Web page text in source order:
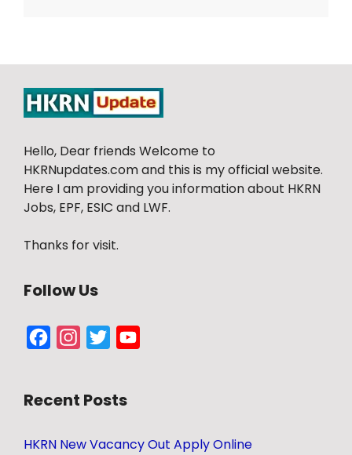
Hello, Dear friends Welcome to
HKRNupdates.com and this is my official website.
Here I am providing you information about HKRN
Jobs, EPF, ESIC and LWF.
Thanks for visit.
Follow Us
FacebookInstagram
Twitter
Recent Posts
HKRN New Vacancy Out Apply Online